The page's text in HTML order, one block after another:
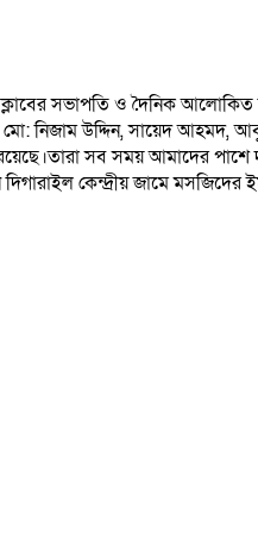
সভাপতি ও দৈনিক
মো: নিজাম উদ্দিন, সায়েদ
সব সময় আমাদের পাশে
কেন্দ্রীয় জামে